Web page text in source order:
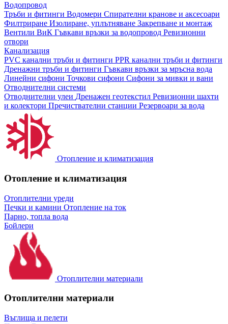
Водопровод
Тръби и фитинги Водомери Спирателни кранове и аксесоари
Филтриране Изолиране, уплътняване Закрепване и монтаж
Вентили ВиК Гъвкави връзки за водопровод Ревизионни
отвори
Канализация
PVC канални тръби и фитинги PPR канални тръби и фитинги
Дренажни тръби и фитинги Гъвкави връзки за мръсна вода
Линейни сифони Точкови сифони Сифони за мивки и вани
Отводнителни системи
Отводнителни улеи Дренажен геотекстил Ревизионни шахти
и колектори Пречиствателни станции Резервоари за вода
Отопление и климатизация
Отопление и климатизация
Отоплителни уреди
Печки и камини Отопление на ток
Парно, топла вода
Бойлери
Отоплителни материали
Отоплителни материали
Въглища и пелети